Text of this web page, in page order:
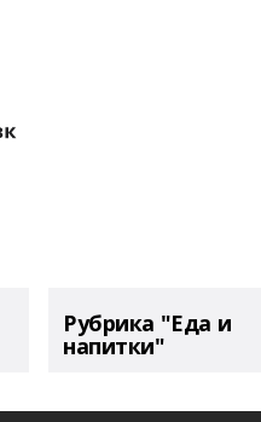
Рубрика "Еда и
напитки"